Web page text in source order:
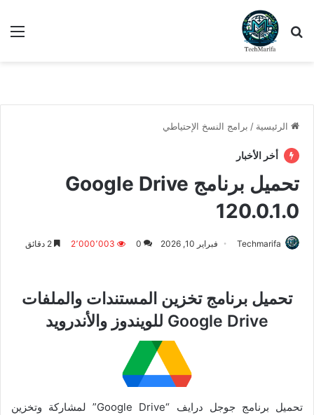
بحث عن
الرئيسية / برامج النسخ الإحتياطي
أخر الأخبار
تحميل برنامج Google Drive
120.0.1.0
Techmarifa فبراير 10, 2026 0 2٬000٬003
تحميل برنامج تخزين المستندات والملفات
Google Drive للويندوز والأندرويد
تحميل برنامج جوجل درايف “Google Drive” لمشاركة وتخزين